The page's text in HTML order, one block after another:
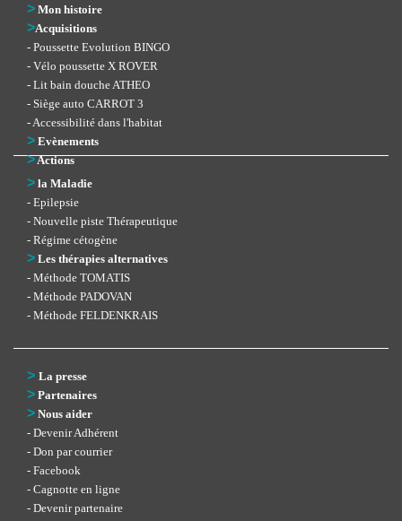
> Mon histoire
>Acquisitions
- Poussette Evolution BINGO
- Vélo poussette X ROVER
- Lit bain douche ATHEO
- Siège auto CARROT 3
- Accessibilité dans l'habitat
> Evènements
>Actions
> la Maladie
- Epilepsie
- Nouvelle piste Thérapeutique
- Régime cétogène
> Les thérapies alternatives
- Méthode TOMATIS
- Méthode PADOVAN
- Méthode FELDENKRAIS
> La presse
> Partenaires
> Nous aider
- Devenir Adhérent
- Don par courrier
- Facebook
- Cagnotte en ligne
- Devenir partenaire